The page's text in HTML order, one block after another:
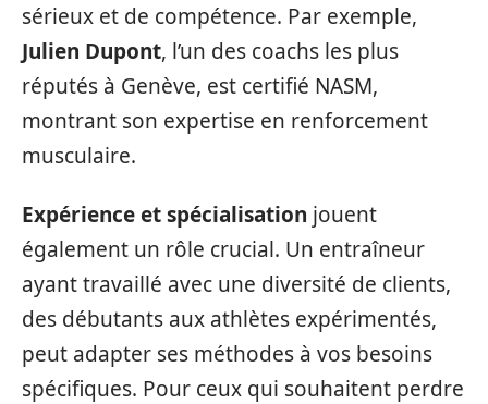
sérieux et de compétence. Par exemple,
Julien Dupont, l’un des coachs les plus
réputés à Genève, est certifié NASM,
montrant son expertise en renforcement
musculaire.
Expérience et spécialisation jouent
également un rôle crucial. Un entraîneur
ayant travaillé avec une diversité de clients,
des débutants aux athlètes expérimentés,
peut adapter ses méthodes à vos besoins
spécifiques. Pour ceux qui souhaitent perdre